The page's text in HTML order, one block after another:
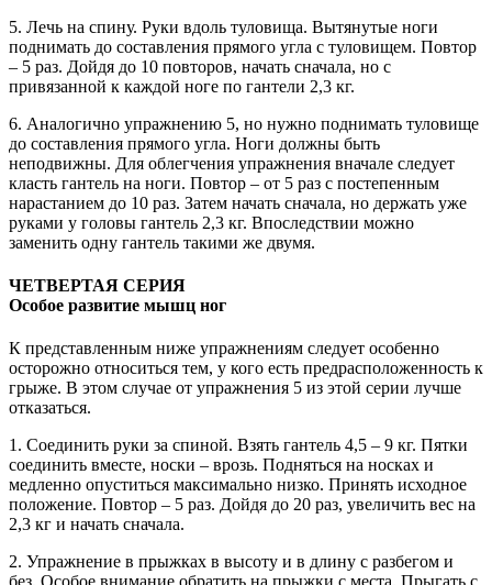
5. Лечь на спину. Руки вдоль туловища. Вытянутые ноги
поднимать до составления прямого угла с туловищем. Повтор
– 5 раз. Дойдя до 10 повторов, начать сначала, но с
привязанной к каждой ноге по гантели 2,3 кг.
6. Аналогично упражнению 5, но нужно поднимать туловище
до составления прямого угла. Ноги должны быть
неподвижны. Для облегчения упражнения вначале следует
класть гантель на ноги. Повтор – от 5 раз с постепенным
нарастанием до 10 раз. Затем начать сначала, но держать уже
руками у головы гантель 2,3 кг. Впоследствии можно
заменить одну гантель такими же двумя.
ЧЕТВЕРТАЯ СЕРИЯ
Особое развитие мышц ног
К представленным ниже упражнениям следует особенно
осторожно относиться тем, у кого есть предрасположенность к
грыже. В этом случае от упражнения 5 из этой серии лучше
отказаться.
1. Соединить руки за спиной. Взять гантель 4,5 – 9 кг. Пятки
соединить вместе, носки – врозь. Подняться на носках и
медленно опуститься максимально низко. Принять исходное
положение. Повтор – 5 раз. Дойдя до 20 раз, увеличить вес на
2,3 кг и начать сначала.
2. Упражнение в прыжках в высоту и в длину с разбегом и
без. Особое внимание обратить на прыжки с места. Прыгать с